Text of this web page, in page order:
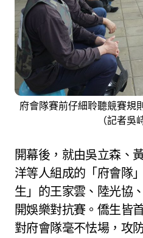
府會隊賽前仔細聆聽競賽規
（記者吳
開幕後，就由吳立森、
洋等人組成的「府會隊
生」的王家雲、陸光協
開娛樂對抗賽。僑生皆
對府會隊毫不怯場，攻